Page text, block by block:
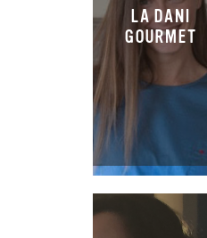
LA DANI
GOURMET